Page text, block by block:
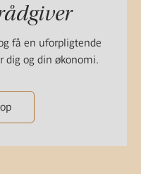
få en uforpligtende
dig og din økonomi.